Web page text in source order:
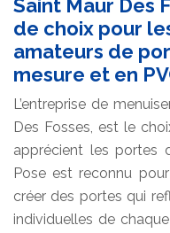
Saint Maur Des
de choix pour
amateurs de
mesure et en
L’entreprise de
Des Fosses, est le
apprécient les portes
Pose est reconnu
créer des portes qui
individuelles de